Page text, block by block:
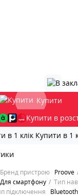
Купити
Купити в
Купити в 1
Бренд пристрою Proove
Для смартфону Тип
підключення